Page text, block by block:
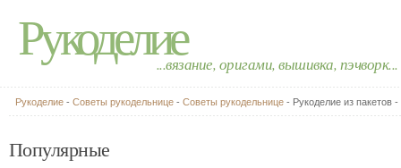
Рукоделие...вязание, оригами, вышивка, пэчворк...
Рукоделие - Советы рукодельнице - Советы рукодельнице - Рукоделие из пакетов
Популярные